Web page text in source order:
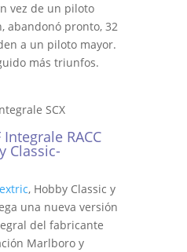
vez de un piloto
abandonó pronto, 32
a un piloto mayor.
más triunfos.
RACC
Classic-
, Hobby Classic y
una nueva versión
del fabricante
Marlboro y